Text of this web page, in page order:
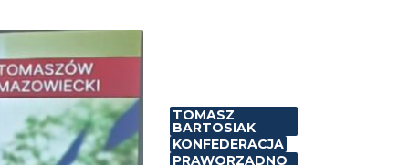
TOMASZ
BARTOSIAK
KONFEDERACJA
PRAWORZĄDNO